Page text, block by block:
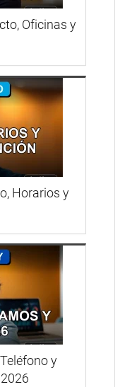
Oficinas y
Horarios y
y